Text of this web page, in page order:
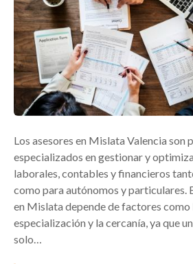
Los asesores en Mislata Valencia son
especializados en gestionar y
laborales, contables y financieros
como para autónomos y particulares.
en Mislata depende de factores como
especialización y la cercanía, ya que
solo…